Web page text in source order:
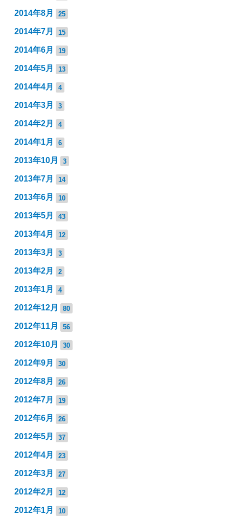
2014年8月 25
2014年7月 15
2014年6月 19
2014年5月 13
2014年4月 4
2014年3月 3
2014年2月 4
2014年1月 6
2013年10月 3
2013年7月 14
2013年6月 10
2013年5月 43
2013年4月 12
2013年3月 3
2013年2月 2
2013年1月 4
2012年12月 80
2012年11月 56
2012年10月 30
2012年9月 30
2012年8月 26
2012年7月 19
2012年6月 26
2012年5月 37
2012年4月 23
2012年3月 27
2012年2月 12
2012年1月 10